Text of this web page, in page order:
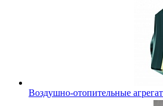
Воздушно-отопительные